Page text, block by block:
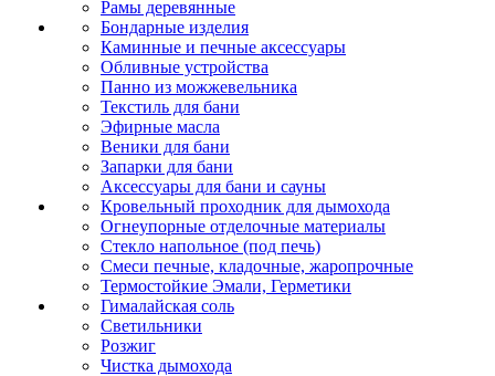
Рамы деревянные
Бондарные изделия
Каминные и печные аксессуары
Обливные устройства
Панно из можжевельника
Текстиль для бани
Эфирные масла
Веники для бани
Запарки для бани
Аксессуары для бани и сауны
Кровельный проходник для дымохода
Огнеупорные отделочные материалы
Стекло напольное (под печь)
Смеси печные, кладочные, жаропрочные
Термостойкие Эмали, Герметики
Гималайская соль
Светильники
Розжиг
Чистка дымохода